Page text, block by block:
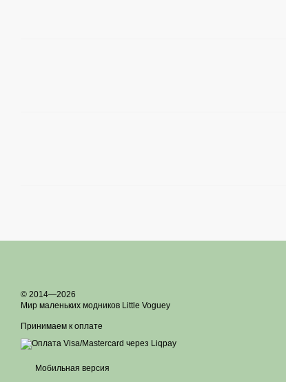
© 2014—2026
Мир маленьких модников Little Voguey
Принимаем к оплате
Мобильная версия